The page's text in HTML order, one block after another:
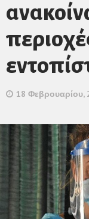
18 Φεβρουαρίου,